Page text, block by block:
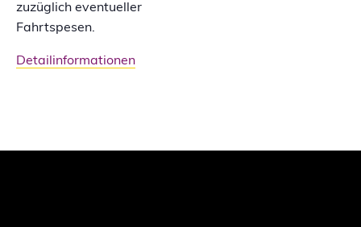
zuzüglich eventueller
Fahrtspesen.
Detailinformationen